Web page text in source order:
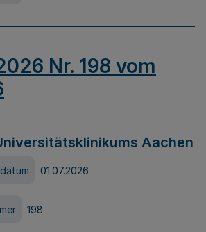
Nr. 198 vom
Aachen
01.07.2026
198